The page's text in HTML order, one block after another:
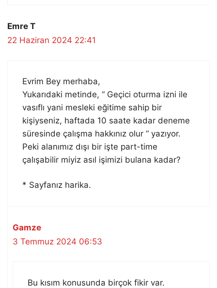
Emre T
22 Haziran 2024 22:41
Evrim Bey merhaba,
Yukarıdaki metinde, “ Geçici oturma izni ile
vasıflı yani mesleki eğitime sahip bir
kişiyseniz, haftada 10 saate kadar deneme
süresinde çalışma hakkınız olur “ yazıyor.
Peki alanımız dışı bir işte part-time
çalışabilir miyiz asıl işimizi bulana kadar?
* Sayfanız harika.
Gamze
3 Temmuz 2024 06:53
Bu kısım konusunda birçok fikir var.